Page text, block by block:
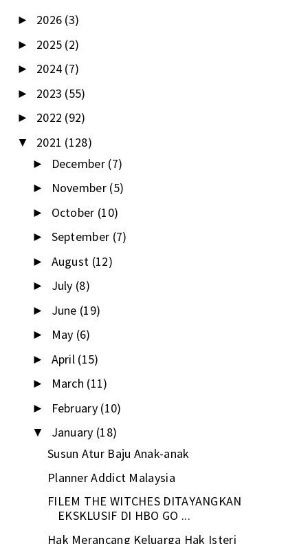
► 2026 (3)
► 2025 (2)
► 2024 (7)
► 2023 (55)
► 2022 (92)
▼ 2021 (128)
► December (7)
► November (5)
► October (10)
► September (7)
► August (12)
► July (8)
► June (19)
► May (6)
► April (15)
► March (11)
► February (10)
▼ January (18)
Susun Atur Baju Anak-anak
Planner Addict Malaysia
FILEM THE WITCHES DITAYANGKAN
EKSKLUSIF DI HBO GO ...
Hak Merancang Keluarga Hak Isteri